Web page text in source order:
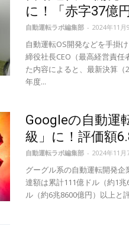
に！「赤字37億
自動運転ラボ編集部 - 2024年11月
自動運転OS開発などを手掛
締役社長CEO（最高経営責
た内容によると、最新決算
年度...
Googleの自動運
級」に！評価額
自動運転ラボ編集部 - 2024年11月
グーグル系の自動運転開発
達額は累計111億ドル（約1
ル（約6兆8600億円）以上と